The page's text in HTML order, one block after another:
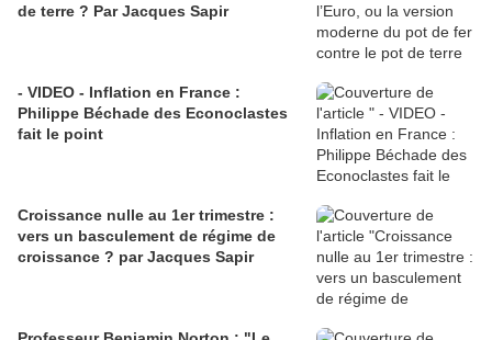
de terre ? Par Jacques Sapir
- VIDEO - Inflation en France :
Philippe Béchade des Econoclastes
fait le point
Croissance nulle au 1er trimestre :
vers un basculement de régime de
croissance ? par Jacques Sapir